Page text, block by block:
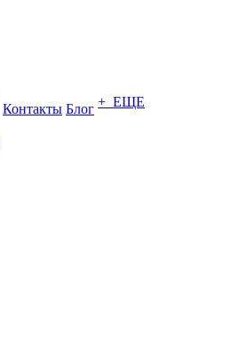
Контакты Блог + ЕЩЕ